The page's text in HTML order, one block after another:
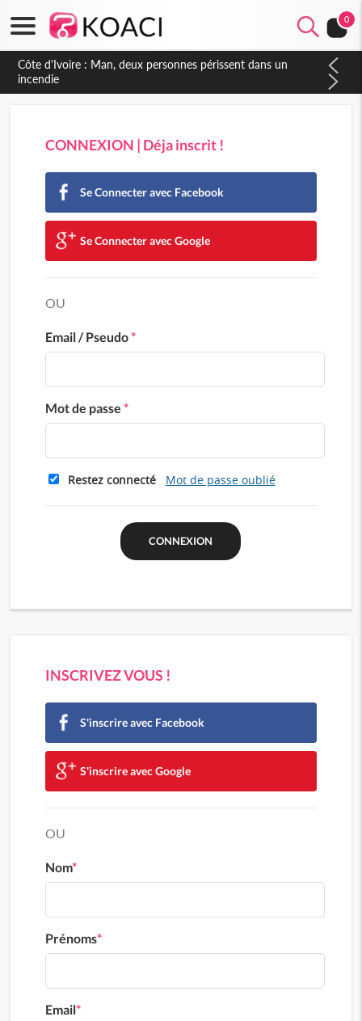
0
Côte d'Ivoire : Man, deux personnes périssent dans un
incendie
CONNEXION | Déja inscrit !
Se Connecter avec Facebook
Se Connecter avec Google
OU
Email / Pseudo*
Mot de passe *
Restez connecté Mot de passe oublié
INSCRIVEZ VOUS !
S'inscrire avec Facebook
S'inscrire avec Google
OU
Nom*
Prénoms*
Email*